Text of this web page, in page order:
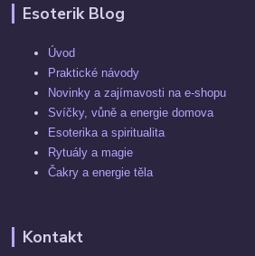
Esoterik Blog
Úvod
Praktické návody
Novinky a zajímavosti na e-shopu
Svíčky, vůně a energie domova
Esoterika a spiritualita
Rytuály a magie
Čakry a energie těla
Kontakt